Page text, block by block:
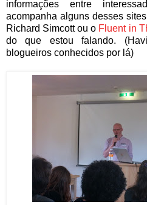
informações entre
acompanha alguns desses
Richard Simcott ou o Fluent in
do que estou falando.
blogueiros conhecidos por lá)